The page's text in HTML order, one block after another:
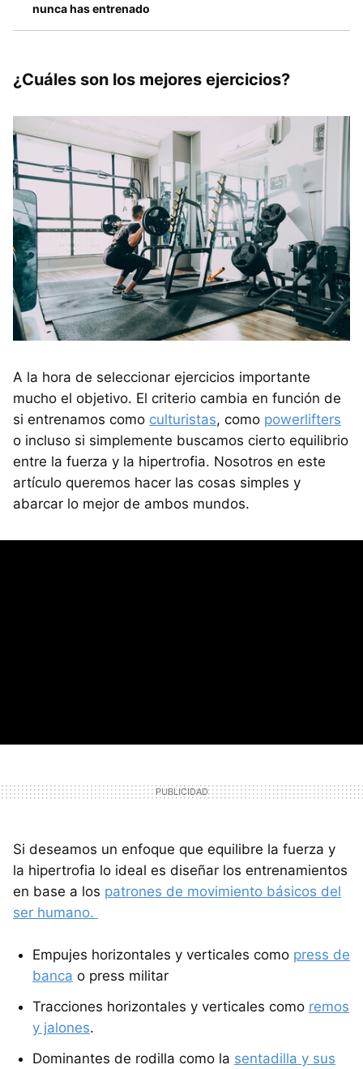
nunca has entrenado
¿Cuáles son los mejores ejercicios?
A la hora de seleccionar ejercicios importante
mucho el objetivo. El criterio cambia en función de
si entrenamos como culturistas, como powerlifters
o incluso si simplemente buscamos cierto equilibrio
entre la fuerza y la hipertrofia. Nosotros en este
artículo queremos hacer las cosas simples y
abarcar lo mejor de ambos mundos.
Si deseamos un enfoque que equilibre la fuerza y
la hipertrofia lo ideal es diseñar los entrenamientos
en base a los patrones de movimiento básicos del
ser humano.
Empujes horizontales y verticales como press de
banca o press militar
Tracciones horizontales y verticales como remos
y jalones.
Dominantes de rodilla como la sentadilla y sus